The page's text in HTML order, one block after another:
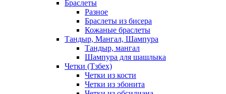
Браслеты
Разное
Браслеты из бисера
Кожаные браслеты
Тандыр, Мангал, Шампура
Тандыр, мангал
Шампура для шашлыка
Четки (Тзбех)
Четки из кости
Четки из эбонита